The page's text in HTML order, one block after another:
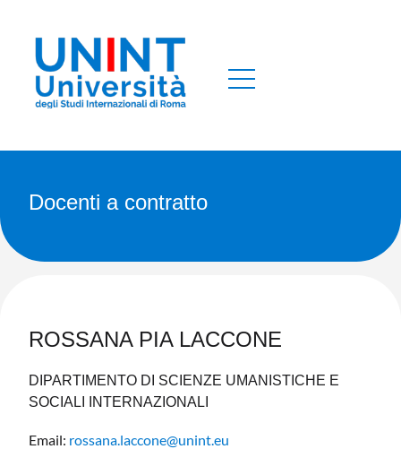
docenti a contratto
ROSSANA PIA LACCONE
DIPARTIMENTO DI SCIENZE UMANISTICHE E
SOCIALI INTERNAZIONALI
Email: rossana.laccone@unint.eu